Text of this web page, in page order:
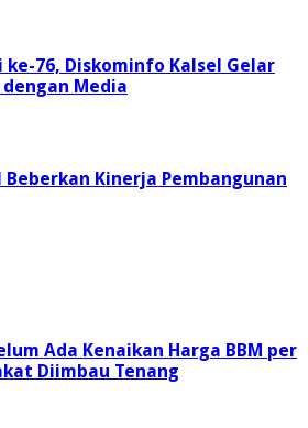
ke-76, Diskominfo Kalsel Gelar
Media
Beberkan Kinerja Pembangunan
Ada Kenaikan Harga BBM per
Diimbau Tenang